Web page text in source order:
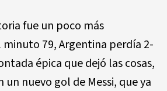
fue un poco más
79, Argentina perdía 2-
épica que dejó las cosas,
un nuevo gol de Messi, que ya